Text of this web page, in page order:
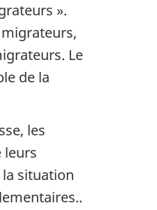
».
Le
de la
les
leurs
situation